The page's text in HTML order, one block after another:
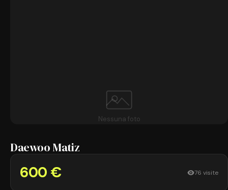
Nessuna foto
Daewoo Matiz
600 € 76 visite